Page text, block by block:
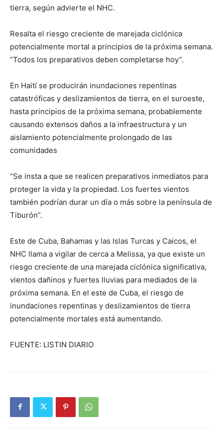
tierra, según advierte el NHC.
Resalta el riesgo creciente de marejada ciclónica
potencialmente mortal a principios de la próxima semana.
“Todos los preparativos deben completarse hoy”.
En Haití se producirán inundaciones repentinas
catastróficas y deslizamientos de tierra, en el suroeste,
hasta principios de la próxima semana, probablemente
causando extensos daños a la infraestructura y un
aislamiento potencialmente prolongado de las
comunidades
“Se insta a que se realicen preparativos inmediatos para
proteger la vida y la propiedad. Los fuertes vientos
también podrían durar un día o más sobre la península de
Tiburón”.
Este de Cuba, Bahamas y las Islas Turcas y Caicos, el
NHC llama a vigilar de cerca a Melissa, ya que existe un
riesgo creciente de una marejada ciclónica significativa,
vientos dañinos y fuertes lluvias para mediados de la
próxima semana. En el este de Cuba, el riesgo de
inundaciones repentinas y deslizamientos de tierra
potencialmente mortales está aumentando.
FUENTE: LISTIN DIARIO